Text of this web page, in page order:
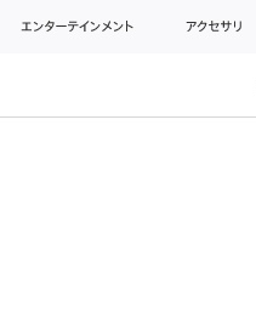
エンターテインメント アクセサリ